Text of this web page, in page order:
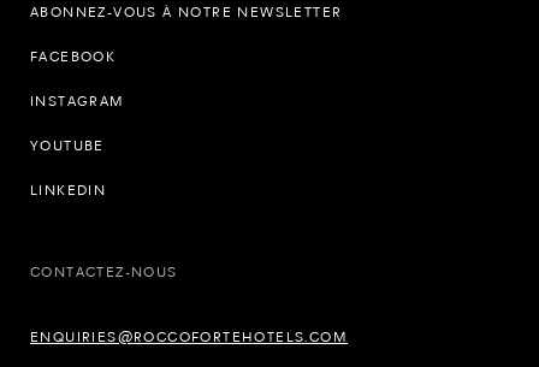
ABONNEZ-VOUS À NOTRE NEWSLETTER
FACEBOOK
INSTAGRAM
YOUTUBE
LINKEDIN
CONTACTEZ-NOUS
ENQUIRIES@ROCCOFORTEHOTELS.COM